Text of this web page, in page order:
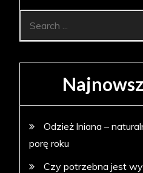
Odzież lniana –
porę roku
Czy potrzebna jest